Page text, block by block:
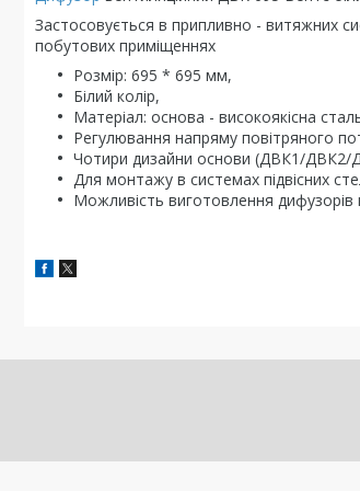
Застосовується в припливно - витяжних
побутових приміщеннях
Розмір: 695 * 695 мм,
Білий колір,
Матеріал: основа - високоякісна
Регулювання напряму повітряного
Чотири дизайни основи (ДВК1/
Для монтажу в системах підвісних
Можливість виготовлення дифузорів